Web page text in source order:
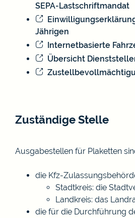
SEPA-Lastschriftmandat
Jährigen
Internetbasierte
Übersicht
Zuständige Stelle
Ausgabestellen für Plaketten
die Kfz-
Stadtkreis: die
Landkreis: das
die für die Durchführung